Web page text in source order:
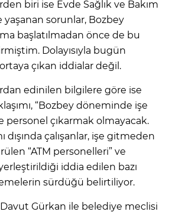
biri ise Evde Sağlık ve Bakım
sorunlar, Bozbey
başlatılmadan önce de bu
Dolayısıyla bugün
çıkan iddialar değil.
edinilen bilgilere göre ise
“Bozbey döneminde işe
personel çıkarmak olmayacak.
dışında çalışanlar, işe gitmeden
“ATM personelleri” ve
iddia edilen bazı
sürdüğü belirtiliyor.
Davut Gürkan ile belediye meclisi